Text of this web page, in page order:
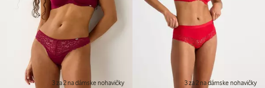
3 za 2 na dámske nohavičky 3 za 2 na dámske nohavičky